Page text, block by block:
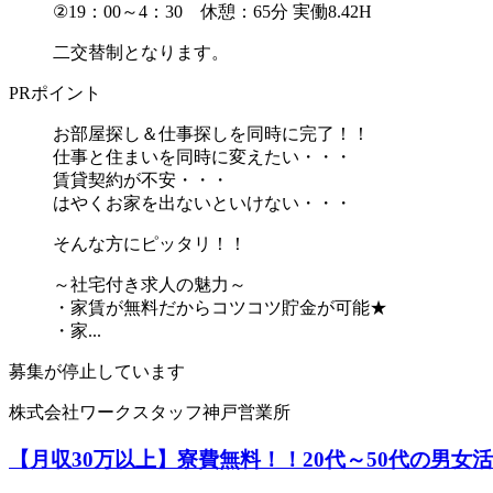
②19：00～4：30 休憩：65分 実働8.42H
二交替制となります。
PRポイント
お部屋探し＆仕事探しを同時に完了！！
仕事と住まいを同時に変えたい・・・
賃貸契約が不安・・・
はやくお家を出ないといけない・・・
そんな方にピッタリ！！
～社宅付き求人の魅力～
・家賃が無料だからコツコツ貯金が可能★
・家...
募集が停止しています
株式会社ワークスタッフ神戸営業所
【月収30万以上】寮費無料！！20代～50代の男女